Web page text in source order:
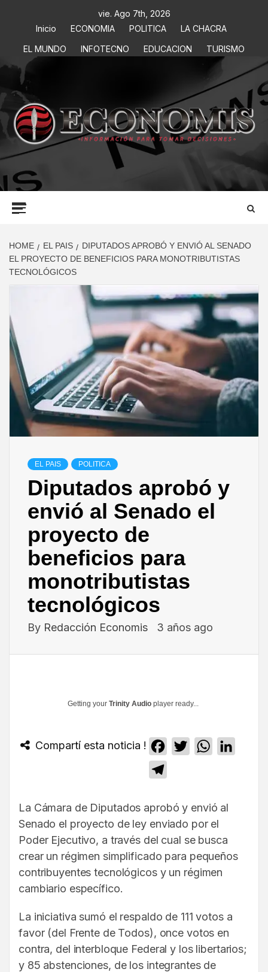
vie. Ago 7th, 2026
Inicio
ECONOMIA POLITICA
LA CHACRA
EL MUNDO
INFOTECNO EDUCACION TURISMO
ECONOMIS
INFORMACIÓN PARA TOMAR DECISIONES
HOME EL PAIS
DIPUTADOS APROBÓ Y ENVIÓ AL SENADO
EL PROYECTO DE BENEFICIOS PARA MONOTRIBUTISTAS
TECNOLÓGICOS
EL PAIS POLITICA
Diputados aprobó y
envió al Senado el
proyecto de
beneficios para
monotributistas
tecnológicos
By Redacción Economis 3 años ago
Getting your Trinity Audio player ready...
Compartí esta noticia ! Facebook
TwitterWhatsApp
La Cámara de Diputados aprobó y envió al
Senado el proyecto de ley enviado por el
Poder Ejecutivo, a través del cual se busca
crear un régimen simplificado para pequeños
contribuyentes tecnológicos y un régimen
cambiario específico.
La iniciativa sumó el respaldo de 111 votos a
favor (del Frente de Todos), once votos en
contra, del interbloque Federal y los libertarios;
y 85 abstenciones, de los integrantes de